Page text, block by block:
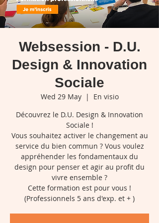
Websession - D.U.
Design & Innovation
Sociale
Wed 29 May
  |
En visio
Découvrez le D.U. Design & Innovation
Sociale !
Vous souhaitez activer le changement au
service du bien commun ? Vous voulez
appréhender les fondamentaux du
design pour penser et agir au profit du
vivre ensemble ?
Cette formation est pour vous !
(Professionnels 5 ans d'exp. et + )